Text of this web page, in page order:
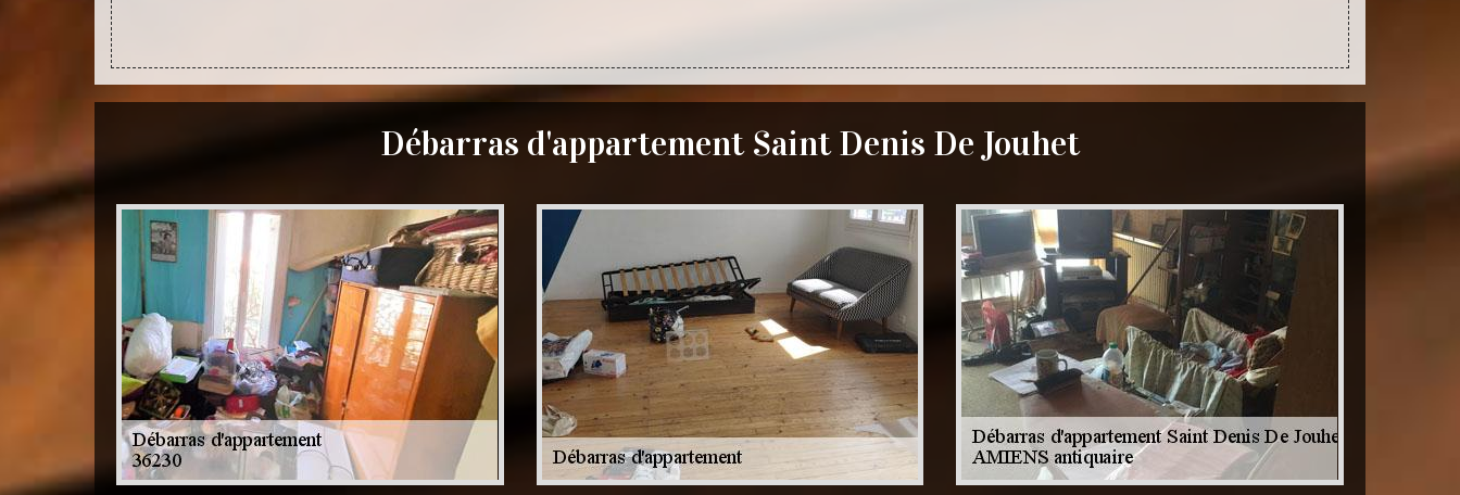
Débarras d'appartement Saint Denis De Jouhet